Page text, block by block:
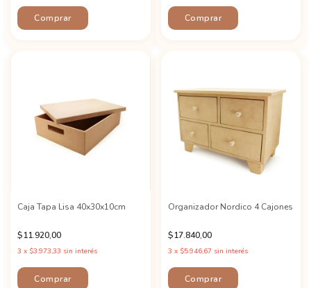
Caja Tapa Lisa 40x30x10cm
$11.920,00
3 x $3.973,33 sin interés
Organizador Nordico 4 Cajones
$17.840,00
3 x $5.946,67 sin interés